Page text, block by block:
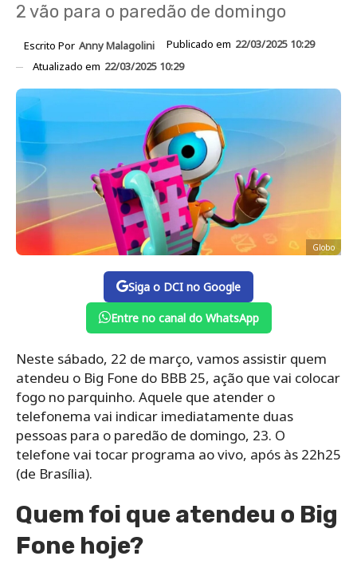
2 vão para o paredão de domingo
Escrito Por Anny Malagolini Publicado em 22/03/2025 10:29
Atualizado em 22/03/2025 10:29
Globo
Siga o DCI no Google
Entre no canal do WhatsApp
Neste sábado, 22 de março, vamos assistir quem
atendeu o Big Fone do BBB 25, ação que vai colocar
fogo no parquinho. Aquele que atender o
telefonema vai indicar imediatamente duas
pessoas para o paredão de domingo, 23. O
telefone vai tocar programa ao vivo, após às 22h25
(de Brasília).
Quem foi que atendeu o Big
Fone hoje?